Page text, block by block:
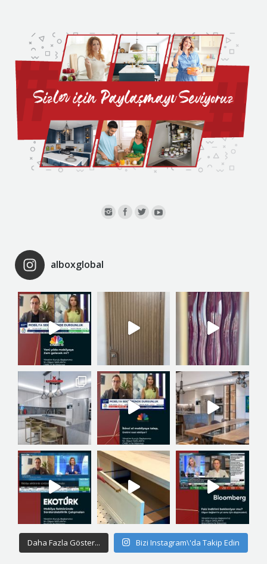
alboxglobal
Daha Fazla Göster... Bizi Instagram\'da Takip Edin